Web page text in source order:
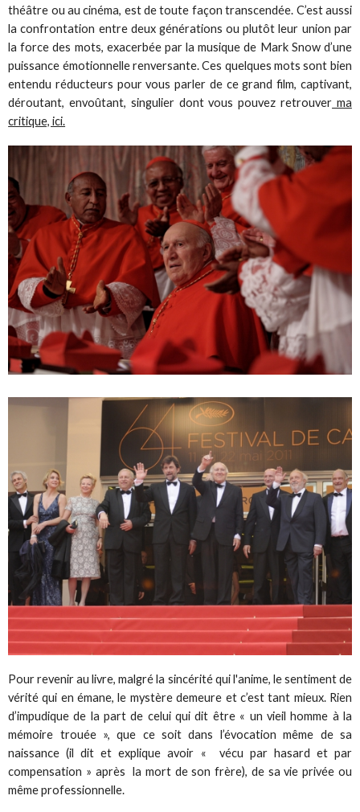
théâtre ou au cinéma, est de toute façon transcendée. C’est aussi
la confrontation entre deux générations ou plutôt leur union par
la force des mots, exacerbée par la musique de Mark Snow d’une
puissance émotionnelle renversante. Ces quelques mots sont bien
entendu réducteurs pour vous parler de ce grand film, captivant,
déroutant, envoûtant, singulier dont vous pouvez retrouver ma
critique, ici.
Pour revenir au livre, malgré la sincérité qui l'anime, le sentiment de
vérité qui en émane, le mystère demeure et c’est tant mieux. Rien
d’impudique de la part de celui qui dit être « un vieil homme à la
mémoire trouée », que ce soit dans l’évocation même de sa
naissance (il dit et explique avoir « vécu par hasard et par
compensation » après la mort de son frère), de sa vie privée ou
même professionnelle.